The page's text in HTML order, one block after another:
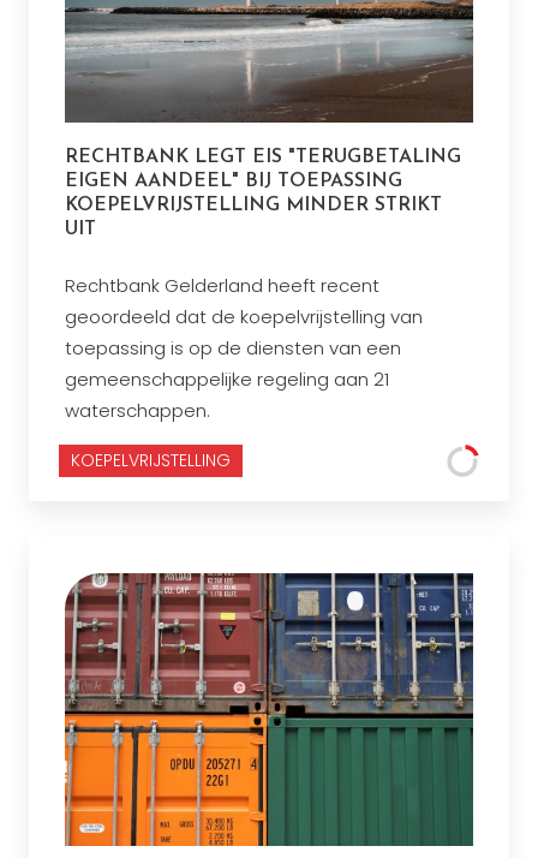
RECHTBANK LEGT EIS "TERUGBETALING
EIGEN AANDEEL" BIJ TOEPASSING
KOEPELVRIJSTELLING MINDER STRIKT
UIT
Rechtbank Gelderland heeft recent
geoordeeld dat de koepelvrijstelling van
toepassing is op de diensten van een
gemeenschappelijke regeling aan 21
waterschappen.
KOEPELVRIJSTELLING